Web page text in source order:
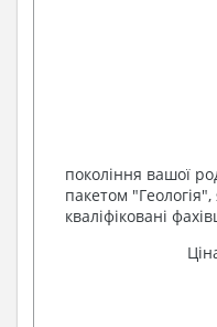
покоління вашої
пакетом
кваліфіковані